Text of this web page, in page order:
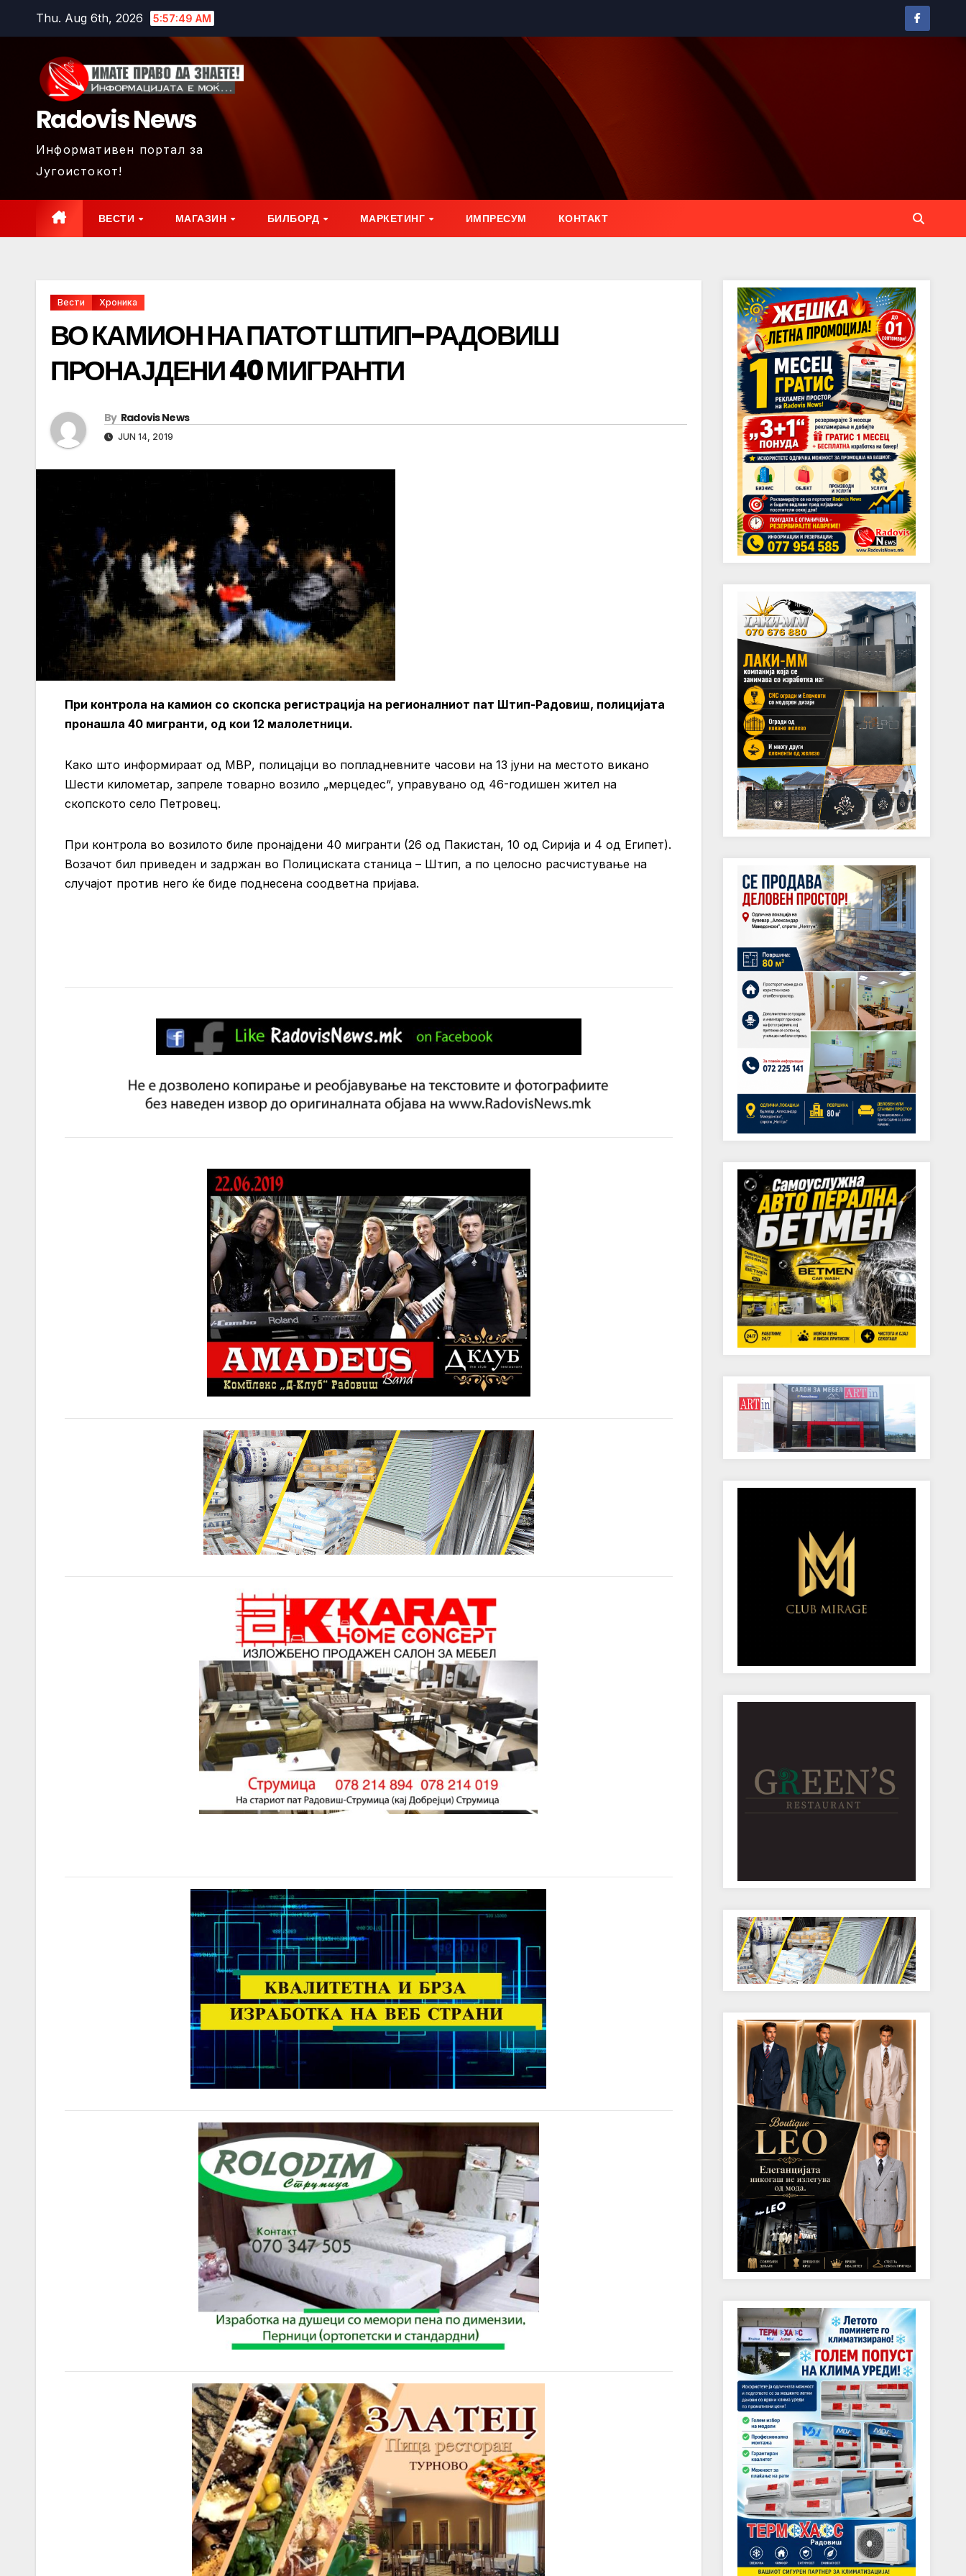
Thu. Aug 6th, 2026 5:57:51 AM
Radovis News
Информативен портал за
Југоистокот!
ВЕСТИ МАГАЗИН БИЛБОРД МАРКЕТИНГ ИМПРЕСУМ КОНТАКТ
Вести Хроника
ВО КАМИОН НА ПАТОТ ШТИП-РАДОВИШ
ПРОНАЈДЕНИ 40 МИГРАНТИ
By Radovis News
JUN 14, 2019
При контрола на камион со скопска регистрација на регионалниот пат Штип-Радовиш, полицијата
пронашла 40 мигранти, од кои 12 малолетници.
Како што информираат од МВР, полицајци во попладневните часови на 13 јуни на местото викано
Шести километар, запреле товарно возило „мерцедес“, управувано од 46-годишен жител на
скопското село Петровец.
При контрола во возилото биле пронајдени 40 мигранти (26 од Пакистан, 10 од Сирија и 4 од Египет).
Возачот бил приведен и задржан во Полициската станица – Штип, а по целосно расчистување на
случајот против него ќе биде поднесена соодветна пријава.